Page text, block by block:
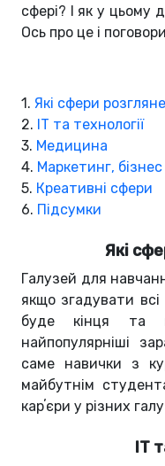
сфері? І як у цьому
Ось про це і
1. Які сфери
2. IT та технології
3. Медицина
4. Маркетинг,
5. Креативні сфери
6. Підсумки
Які
Галузей для
якщо згадувати
буде кінця та
найпопулярніші
саме навички з
майбутнім
карʼєри у різних
IT